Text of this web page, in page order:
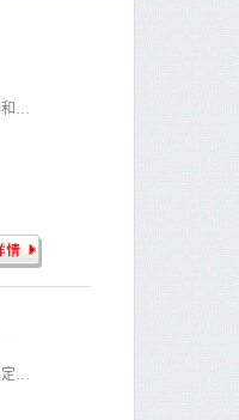
​ 1.中药体内暴露物质的识别和鉴定 运用全新的数据后处理技术（均为自建特有处理技术手段），非靶向的识别和鉴定中药大小鼠、犬、人体内暴露物质 2.中药多成分药代动力学研究 a、建立同时定量分析多个...
​ 1.各种成分的分离、鉴定及定性、定量分析测定； 2.中草药及中成药指纹图谱分析方法研究及质量标准的建立； 3.化合物的结构确证及解析； 4.药物中间体、有关物质、代谢产物、手型中间体及药物等定制合...